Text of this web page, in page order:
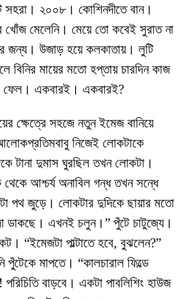
সহরা। ২০০৮। কোশিনদীতে বান।
খোঁজ মেলেনি। মেয়ে তো কবেই সুরাত না
জন্য। উজাড় হয়ে কলকাতায়। লুটি
বিনির মায়ের মতো হপ্তায় চারদিন কাজ
ফেল। একবারই। একবারই?
ক্ষেত্রে সহজে নতুন ইমেজ বানিয়ে
নিজেই লোকটাকে
টানা দুমাস ঘুরছিল তখন লোকটা।
থেকে আশ্চর্য অনাবিল গন্ধ তখন সন্ধে
পথ জুড়ে। লোকটার দুদিকে ছায়ার মতো
ডাকছে। এখনই চলুন।” পুঁটে চাটুজ্যে।
“ইমেজটা পাল্টাতে হবে, বুঝলেন?”
পুঁটেকে মাপতে। “কালচারাল ফিল্ডে
বাড়বে। একটা পাবলিশিং হাউজ